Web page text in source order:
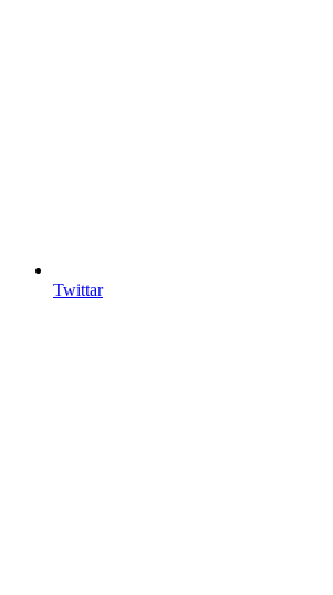
Twittar